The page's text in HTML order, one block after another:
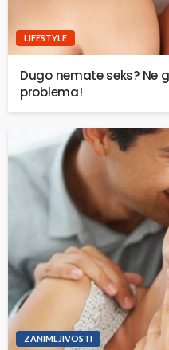
LIFESTYLE
Dugo nemate seks? Ne
problema!
ZANIMLJIVOSTI